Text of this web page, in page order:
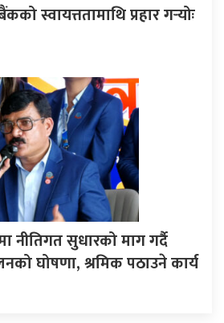
स्वायत्ततामाथि प्रहार गर्‍योः
नीतिगत सुधारको माग गर्दै
घोषणा, श्रमिक पठाउने कार्य